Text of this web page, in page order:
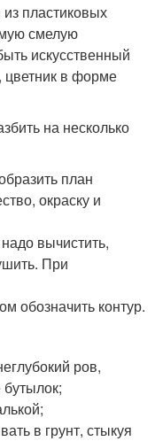
пластиковых
смелую
искусственный
цветник в форме
на несколько
план
окраску и
вычистить,
При
обозначить контур.
ров,
в грунт, стыкуя